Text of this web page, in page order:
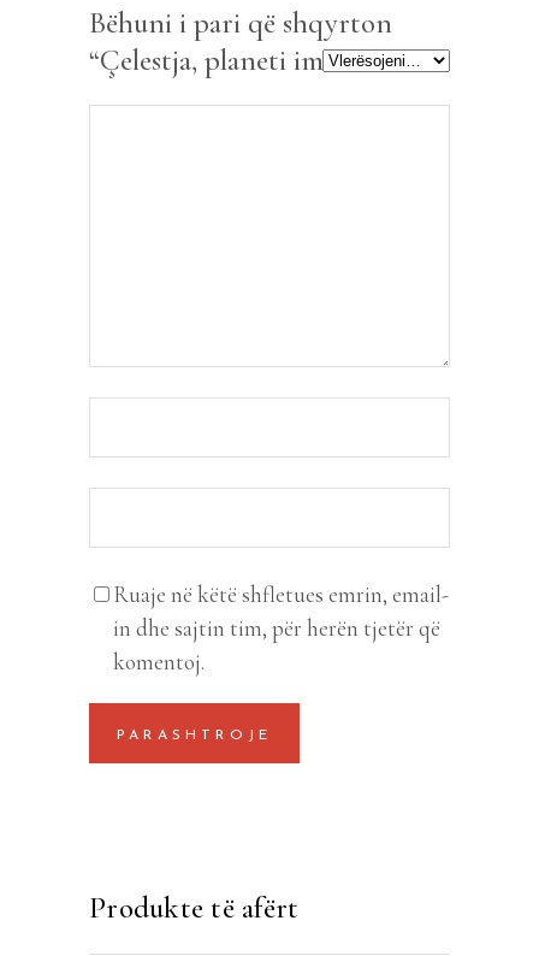
Bëhuni i pari që shqyrton
“Çelestja, planeti im”
Ruaje në këtë shfletues emrin, email-
in dhe sajtin tim, për herën tjetër që
komentoj.
Produkte të afërt